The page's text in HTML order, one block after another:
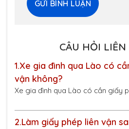
CÂU HỎI
1.Xe gia đình qua Lào có
vận không?
Xe gia đình qua Lào có cần giấy
2.Làm giấy phép liên vận